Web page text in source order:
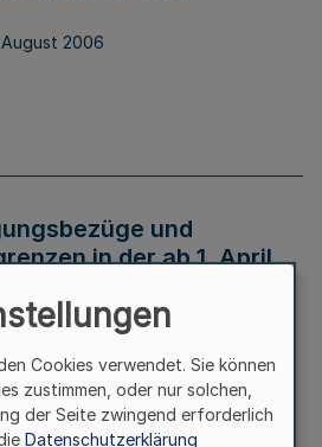
August 2006
und
in der ab 1. April
Cookies verwendet. Sie können
zustimmen, oder nur solchen,
der Seite zwingend erforderlich
Datenschutzerklärung